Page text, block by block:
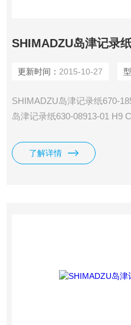
SHIMADZU岛津记录
更新时间： 2015-10-27
SHIMADZU岛津记录纸670-
岛津记录纸630-08913-01 H9
SHIMADZU岛津记录纸631-
了解详情